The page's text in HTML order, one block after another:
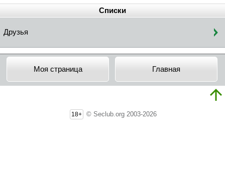
Списки
Друзья
Моя страница Главная
18+ © Seclub.org 2003-2026